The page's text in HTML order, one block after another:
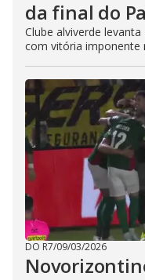
da final do
Clube alviverde
com vitória imponente
DO R7/09/03/2026